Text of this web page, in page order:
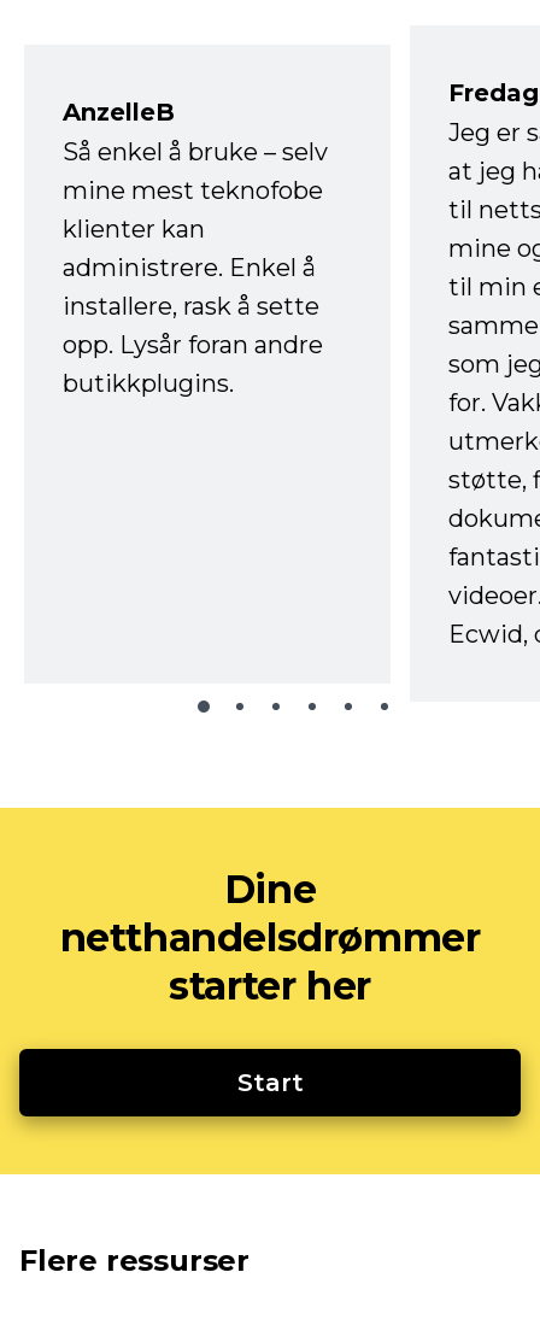
AnzelleB
Så enkel å bruke – selv
mine mest teknofobe
klienter kan
administrere. Enkel å
installere, rask å sette
opp. Lysår foran andre
butikkplugins.
Jeg er
at jeg
til
mine
til min
som
for.
støtte,
Ecwid,
Dine
netthandelsdrømmer
starter her
Start
Flere ressurser